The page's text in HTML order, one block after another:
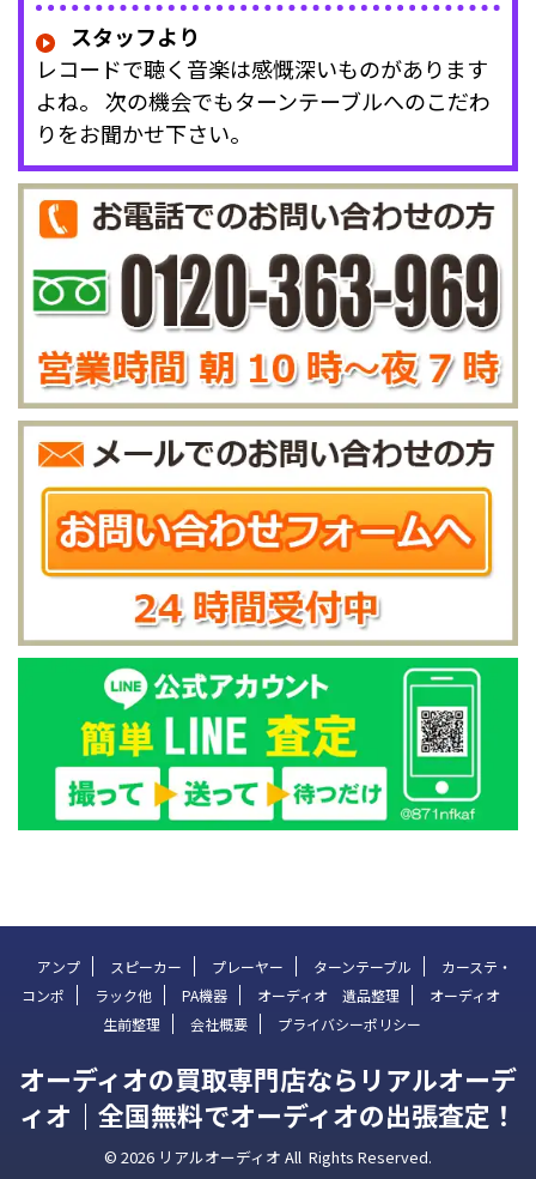
スタッフより
レコードで聴く音楽は感慨深いものがあります
よね。 次の機会でもターンテーブルへのこだわ
りをお聞かせ下さい。
アンプ スピーカー プレーヤー ターンテーブル
カーステ・
コンポ
ラック他 PA機器 オーディオ 遺品整理
オーディオ
生前整理
会社概要 プライバシーポリシー
オーディオの買取専門店ならリアルオーデ
ィオ｜全国無料でオーディオの出張査定！
© 2026 リアルオーディオ All Rights Reserved.